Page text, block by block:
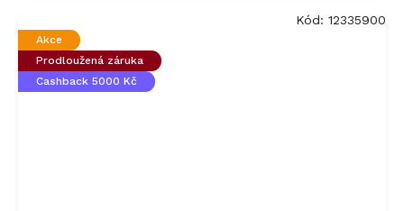
Akce
Prodloužená záruka
Cashback 5000 Kč
Kód: 12335900